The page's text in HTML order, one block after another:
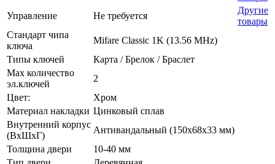
Управление
Не требуется
Другие
товары
Стандарт чипа
ключа
Mifare Classic 1K (13.56 MHz)
Типы ключей
Карта / Брелок / Браслет
Max количество
эл.ключей
2
Цвет:
Хром
Материал накладки Цинковый сплав
Внутренний корпус
(ВхШхГ)
Антивандальный (150х68х33 мм)
Толщина двери
10-40 мм